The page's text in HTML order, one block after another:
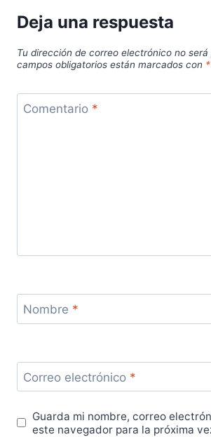
Deja una respuesta
Tu dirección de correo electrónico no será
campos obligatorios están marcados con *
Comentario *
Nombre *
Correo electrónico *
Guarda mi nombre, correo
este navegador para la próxima